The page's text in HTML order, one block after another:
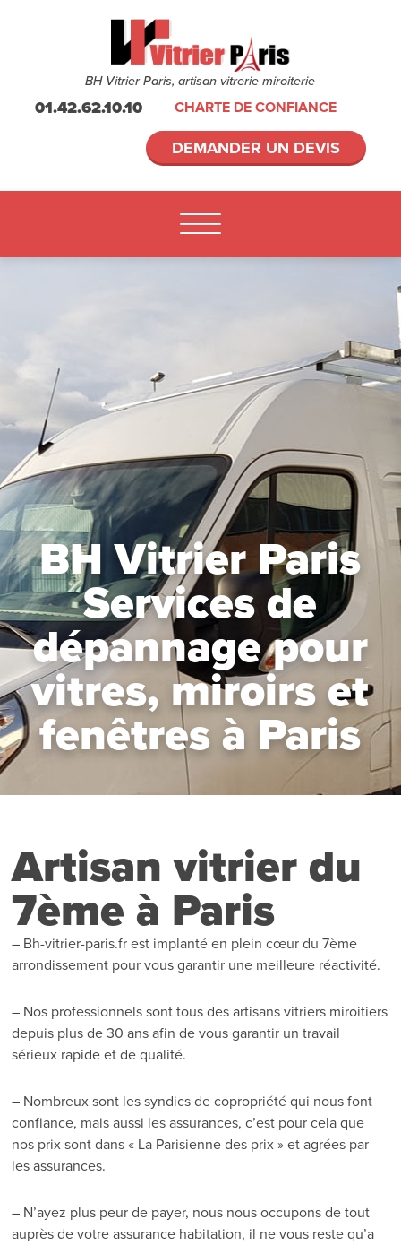
BH Vitrier Paris, artisan vitrerie miroiterie
01.42.62.10.10 CHARTE DE CONFIANCE
DEMANDER UN DEVIS
BH Vitrier Paris
Services de
dépannage pour
vitres, miroirs et
fenêtres à Paris
Artisan vitrier du
7ème à Paris
– Bh-vitrier-paris.fr est implanté en plein cœur du 7ème
arrondissement pour vous garantir une meilleure réactivité.
– Nos professionnels sont tous des artisans vitriers miroitiers
depuis plus de 30 ans afin de vous garantir un travail
sérieux rapide et de qualité.
– Nombreux sont les syndics de copropriété qui nous font
confiance, mais aussi les assurances, c’est pour cela que
nos prix sont dans « La Parisienne des prix » et agrées par
les assurances.
– N’ayez plus peur de payer, nous nous occupons de tout
auprès de votre assurance habitation, il ne vous reste qu’a